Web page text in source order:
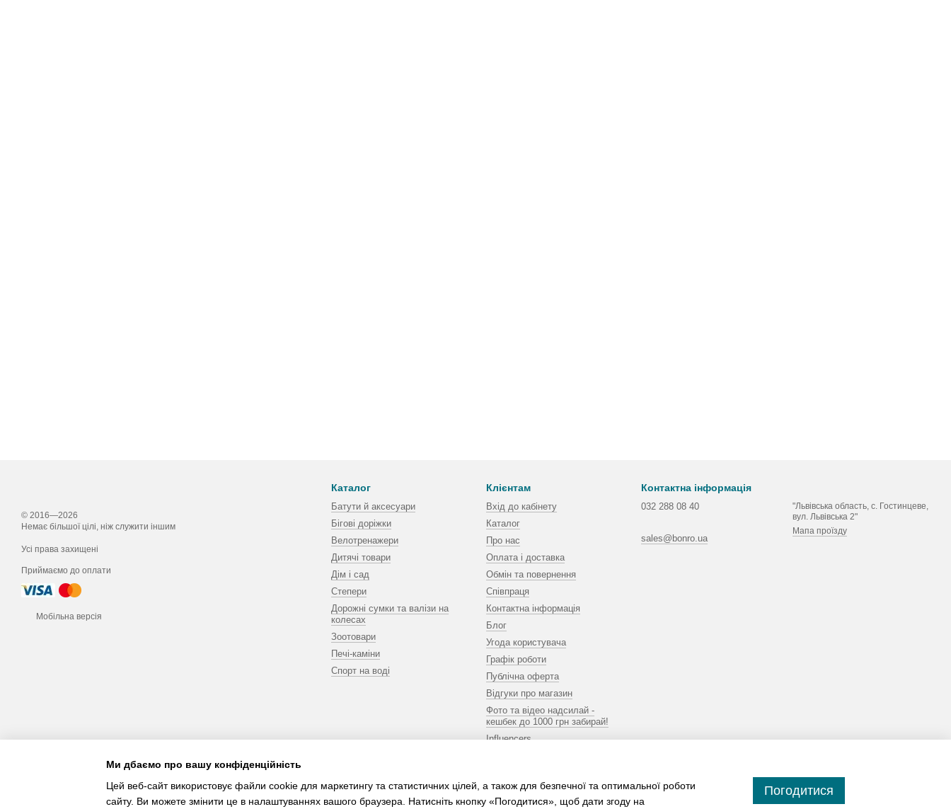
© 2016—2026
Немає більшої цілі, ніж служити іншим
Усі права захищені
Приймаємо до оплати
Мобільна версія
Каталог
Батути й аксесуари
Бігові доріжки
Велотренажери
Дитячі товари
Дім і сад
Степери
Дорожні сумки та валізи на
колесах
Зоотовари
Печі-каміни
Спорт на воді
Клієнтам
Вхід до кабінету
Каталог
Про нас
Оплата і доставка
Обмін та повернення
Співпраця
Контактна інформація
Блог
Угода користувача
Графік роботи
Публічна оферта
Відгуки про магазин
Фото та відео надсилай -
кешбек до 1000 грн забирай!
Influencers
Контактна інформація
032 288 08 40
sales@bonro.ua
"Львівська область, с. Гостинцеве,
вул. Львівська 2"
Мапа проїзду
Ми дбаємо про вашу конфіденційність
Цей веб-сайт використовує файли cookie для маркетингу та статистичних цілей, а також для безпечної та оптимальної роботи
сайту. Ви можете змінити це в налаштуваннях вашого браузера. Натисніть кнопку «Погодитися», щоб дати згоду на
Погодитися